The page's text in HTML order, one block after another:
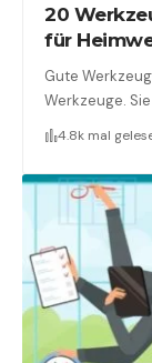
20
für
Gute
Werkzeuge.
4.8k mal